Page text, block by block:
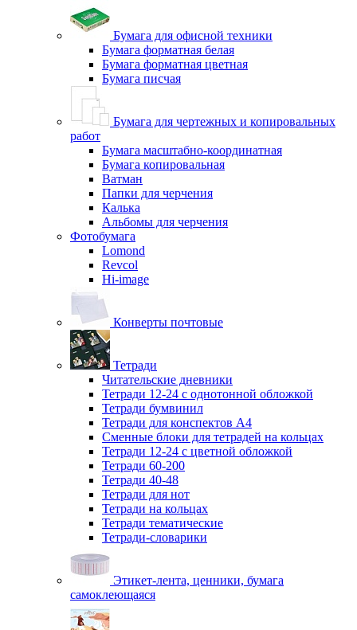
Бумага для офисной техники
Бумага форматная белая
Бумага форматная цветная
Бумага писчая
Бумага для чертежных и копировальных
работ
Бумага масштабно-координатная
Бумага копировальная
Ватман
Папки для черчения
Калька
Альбомы для черчения
Фотобумага
Lomond
Revcol
Hi-image
Конверты почтовые
Тетради
Читательские дневники
Тетради 12-24 с однотонной обложкой
Тетради бумвинил
Тетради для конспектов А4
Сменные блоки для тетрадей на кольцах
Тетради 12-24 с цветной обложкой
Тетради 60-200
Тетради 40-48
Тетради для нот
Тетради на кольцах
Тетради тематические
Тетради-словарики
Этикет-лента, ценники, бумага
самоклеющаяся